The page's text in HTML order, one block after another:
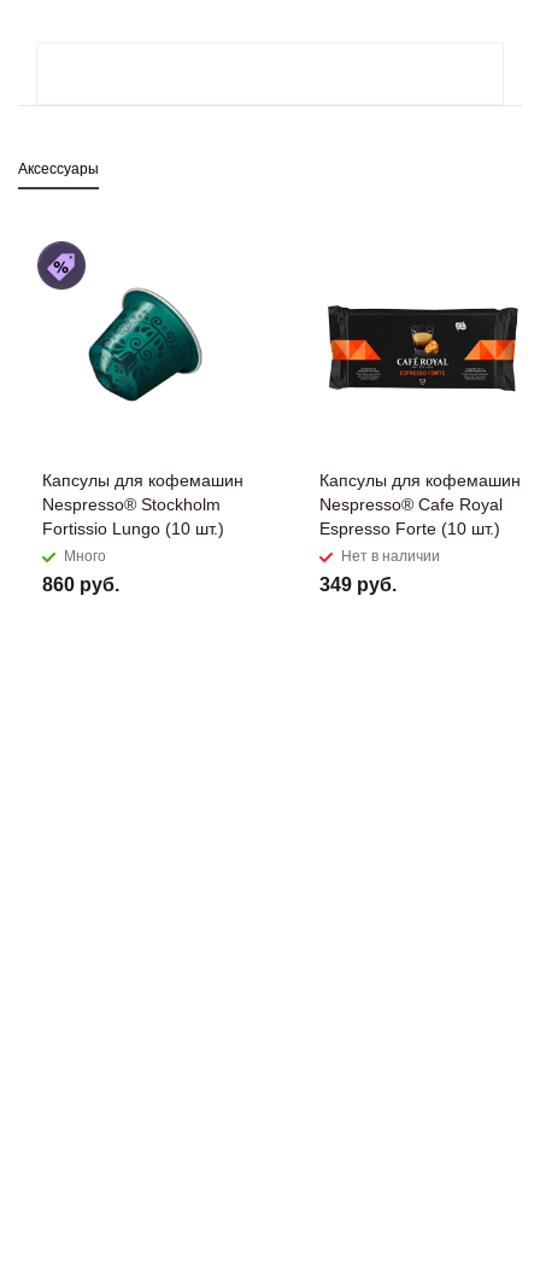
Аксессуары
Капсулы для кофемашин
Nespresso® Stockholm
Fortissio Lungo​ (10 шт.)
Много
860 руб.
Капсулы для кофемашин
Nespresso® Cafe Royal
Espresso Forte (10 шт.)
Нет в наличии
349 руб.